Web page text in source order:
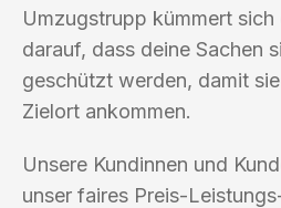
Umzugstrupp kümmert sich
darauf, dass deine Sachen
geschützt werden, damit
Zielort ankommen.
Unsere Kundinnen und
unser faires Preis-